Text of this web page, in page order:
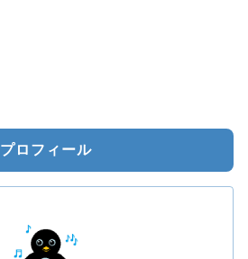
プロフィール